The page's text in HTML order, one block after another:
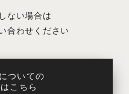
ない場合は
合わせください
ついての
こちら